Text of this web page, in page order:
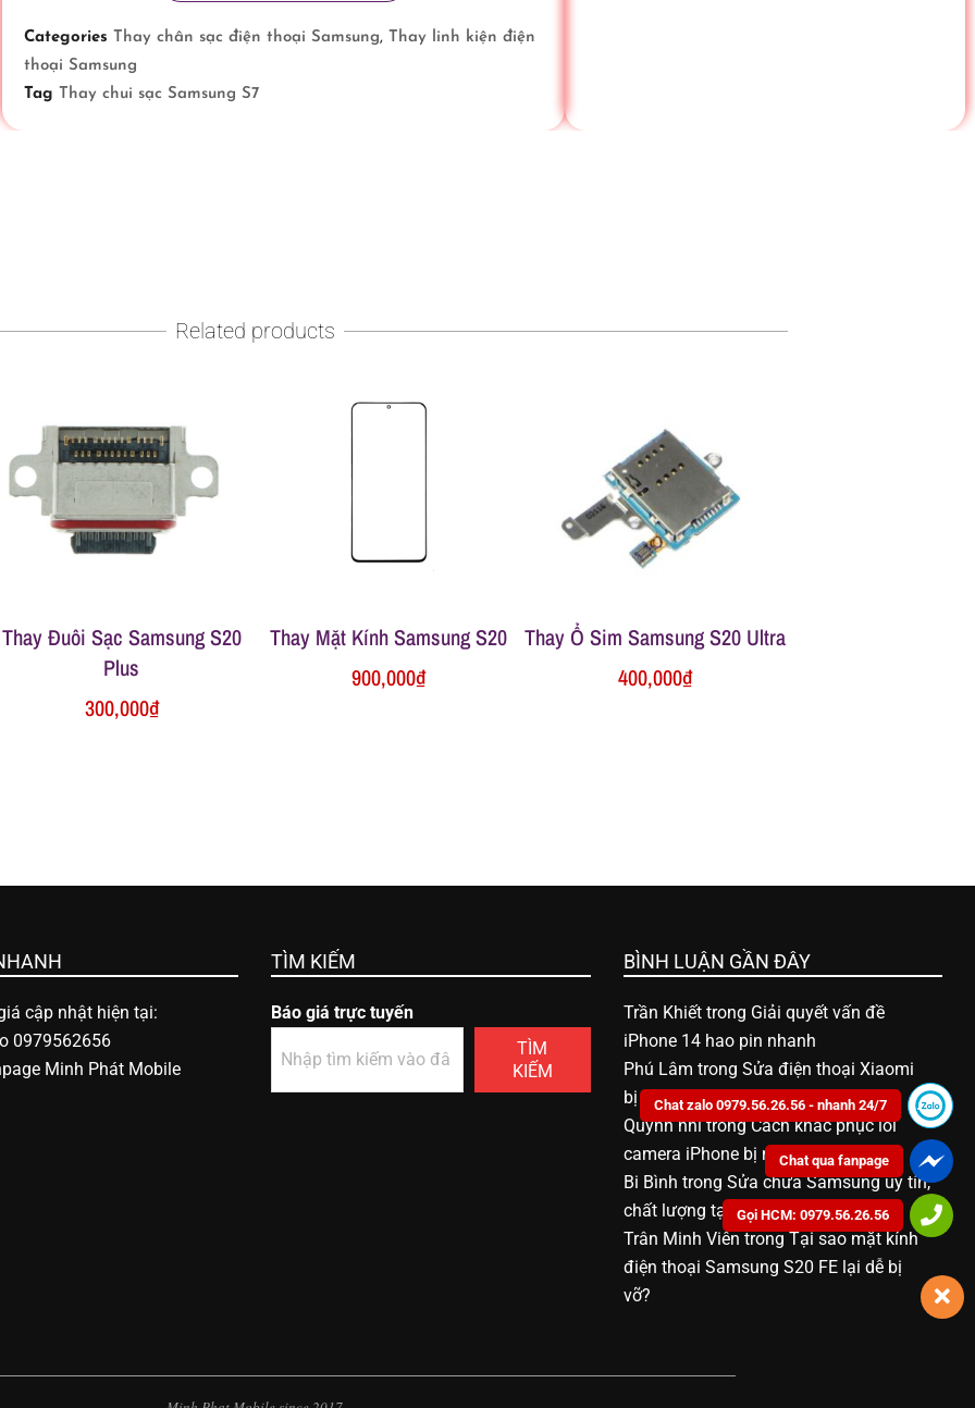
Categories Thay chân sạc điện thoại Samsung, Thay linh kiện điện
thoại Samsung
Tag Thay chui sạc Samsung S7
Related products
Thay Đuôi Sạc Samsung S20
Plus
300,000₫
Thay Mặt Kính Samsung S20
900,000₫
Thay Ổ Sim Samsung S20 Ultra
400,000₫
cập nhật hiện tại:
0979562656
Minh Phát Mobile
TÌM KIẾM
Báo giá trực tuyến
TÌM
KIẾM
BÌNH LUẬN GẦN ĐÂY
Trần Khiếttrong Giải quyết vấn đề
iPhone 14 hao pin nhanh
Phú Lâm trong Sửa điện thoại Xiaomi
bị vô nước bao nhiêu tiền
Quỳnh nhitrongCách khắc phục lỗi
camera iPhone bị mờ
Bi Bình trong Sửa chữa Samsung uy tín,
chất lượng tại Bạc Liêu
Trân Minh ViêntrongTại sao mặt kính
điện thoại Samsung S20 FE lại dễ bị
vỡ?
Chat zalo 0979.56.26.56 - nhanh 24/7
Chat qua fanpage
Gọi HCM: 0979.56.26.56